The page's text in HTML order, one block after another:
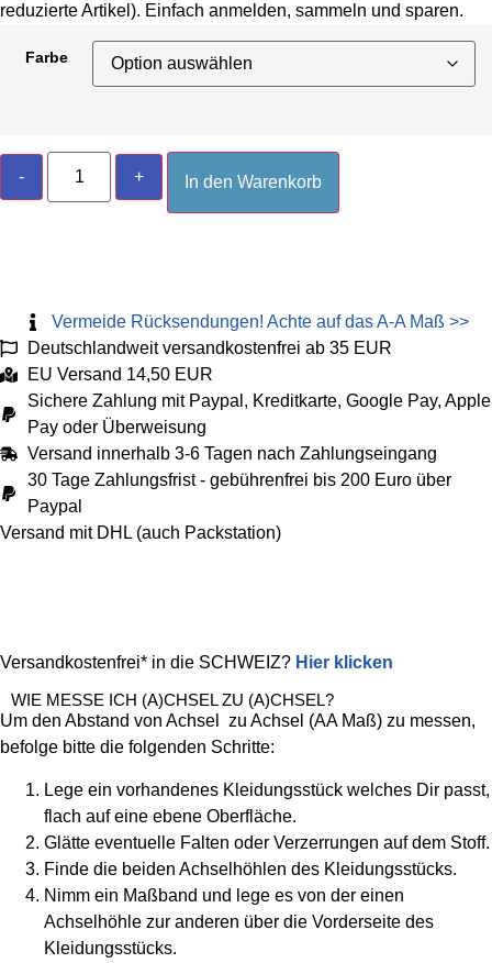
reduzierte Artikel). Einfach anmelden, sammeln und sparen.
Farbe
-
"Sea
Breeze"
oversize
+ In den Warenkorb
Vermeide Rücksendungen! Achte auf das A-A Maß >>
Deutschlandweit versandkostenfrei ab 35 EUR
EU Versand 14,50 EUR
Sichere Zahlung mit Paypal, Kreditkarte, Google Pay, Apple
Pay oder Überweisung
Versand innerhalb 3-6 Tagen nach Zahlungseingang
30 Tage Zahlungsfrist - gebührenfrei bis 200 Euro über
Paypal
Versand mit DHL (auch Packstation)
Versandkostenfrei* in die SCHWEIZ? Hier klicken
WIE MESSE ICH (A)CHSEL ZU (A)CHSEL?
Um den Abstand von Achsel zu Achsel (AA Maß) zu messen,
befolge bitte die folgenden Schritte:
Lege ein vorhandenes Kleidungsstück welches Dir passt,
flach auf eine ebene Oberfläche.
Glätte eventuelle Falten oder Verzerrungen auf dem Stoff.
Finde die beiden Achselhöhlen des Kleidungsstücks.
Nimm ein Maßband und lege es von der einen
Achselhöhle zur anderen über die Vorderseite des
Kleidungsstücks.